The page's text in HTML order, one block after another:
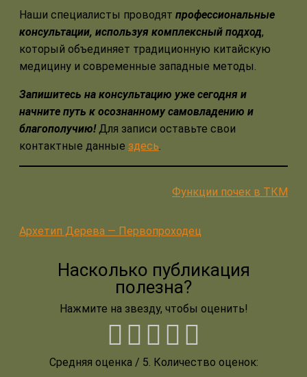
Наши специалисты проводят профессиональные
консультации, используя комплексный подход,
который объединяет традиционную китайскую
медицину и современные западные методы.
Запишитесь на консультацию уже сегодня и
начните путь к осознанному самовладению и
благополучию!Для записи оставьте свои
контактные данные здесь.
Функции почек в ТКМ
Архетип Дерева — Первопроходец
Насколько публикация
полезна?
Нажмите на звезду, чтобы оценить!
Средняя оценка / 5. Количество оценок: